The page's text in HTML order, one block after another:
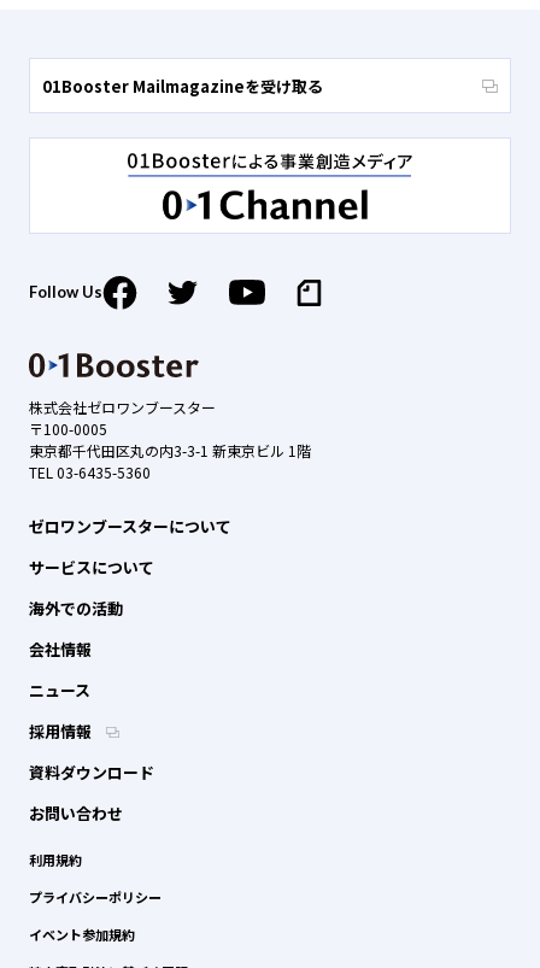
株式会社ゼロワンブースター
〒100-0005
東京都千代田区丸の内3-3-1 新東京ビル 1階
TEL 03-6435-5360
ゼロワンブースターについて
サービスについて
海外での活動
会社情報
ニュース
採用情報
資料ダウンロード
お問い合わせ
利用規約
プライバシーポリシー
イベント参加規約
01Booster Mailmagazineを受け取る
Follow Us